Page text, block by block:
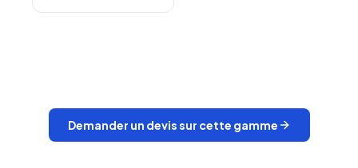
Demander un devis sur cette gamme